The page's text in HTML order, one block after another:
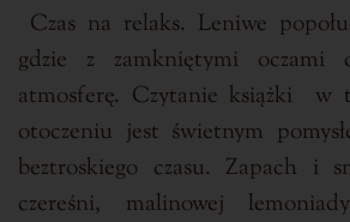
Czas na relaks. Leniwe
gdzie z zamkniętymi oczami
atmosferę. Czytanie książki w
otoczeniu jest świetnym
beztroskiego czasu. Zapach i
czereśni, malinowej